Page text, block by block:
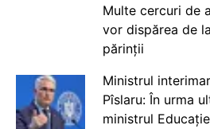
Multe cercuri de
vor dispărea de
părinții
Ministrul
Pîslaru: În urma
ministrul